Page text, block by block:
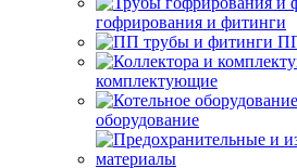
гофрирования и фитинги
комплектующие
оборудование